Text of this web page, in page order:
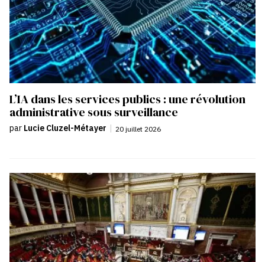
L’IA dans les services publics : une révolution
administrative sous surveillance
par Lucie Cluzel-Métayer | 20 juillet 2026